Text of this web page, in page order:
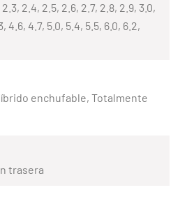
2.3, 2.4, 2.5, 2.6, 2.7, 2.8, 2.9, 3.0,
4.6, 4.7, 5.0, 5.4, 5.5, 6.0, 6.2,
enchufable, Totalmente
trasera